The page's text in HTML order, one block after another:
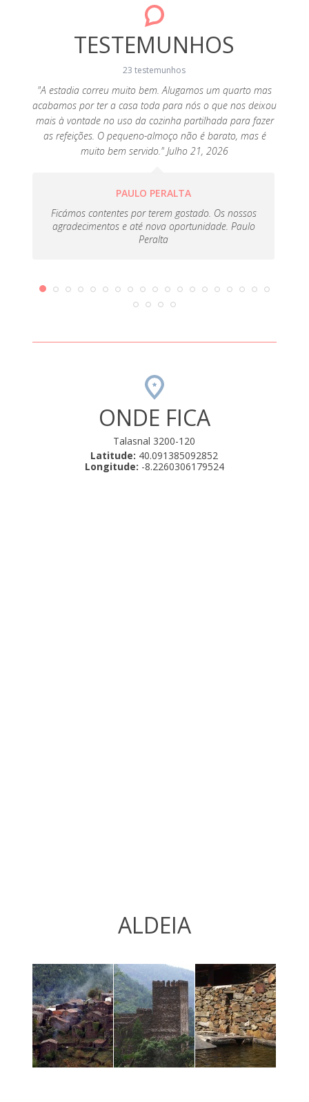
TESTEMUNHOS
23 testemunhos
"A estadia correu muito bem. Alugamos um quarto mas
acabamos por ter a casa toda para nós o que nos deixou
mais à vontade no uso da cozinha partilhada para fazer
as refeições. O pequeno-almoço não é barato, mas é
muito bem servido." Julho 21, 2026
PAULO PERALTA
Ficámos contentes por terem gostado. Os nossos
agradecimentos e até nova oportunidade. Paulo
Peralta
ONDE FICA
Talasnal 3200-120
Latitude: 40.091385092852
Longitude: -8.2260306179524
ALDEIA